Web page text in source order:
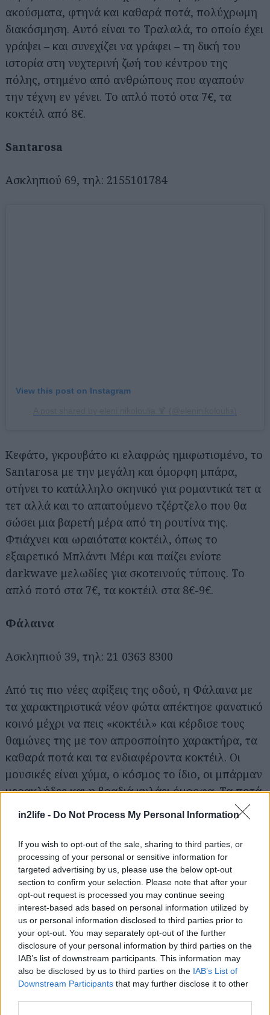
in2life - Do Not Process My Personal Information
If you wish to opt-out of the sale, sharing to third parties, or
processing of your personal or sensitive information for
targeted advertising by us, please use the below opt-out
section to confirm your selection. Please note that after your
opt-out request is processed you may continue seeing
interest-based ads based on personal information utilized by
us or personal information disclosed to third parties prior to
your opt-out. You may separately opt-out of the further
disclosure of your personal information by third parties on the
IAB’s list of downstream participants. This information may
also be disclosed by us to third parties on the IAB’s List of
Downstream Participants that may further disclose it to other
ακούσματα, φτηνά και καθαρά ποτά, πολύχρωμη
διακόσμηση. Αυτό είναι το Τραλαλά, το οποίο έχει
γράψει – και συνεχίζει να γράφει – τη δική του
ιστορία στη νυχτερινή ζωή του κέντρου της
πόλης, στημένο από ανθρώπους που αγαπούν
την τέχνη εν γένει. Το απλό ποτό στα 7€, τα
κοκτέιλ από 8€.
Santarosa
Ασκληπιού 69, τηλ: 2155101784
View this post on Instagram
Κεφάτο, γκρουβάτο κι ελαφρώς ημιφωτισμένο, το
Santarosa με την μεγάλη και όμορφη μπάρα,
στήνει το κατάλληλο σκηνικό για ρομαντικά τετ α
τετ αλλά και το απαιτούμενο τζέρτζελο που θα
σώσει μια βαρετή μέρα από τη ρουτίνα της.
Φτιάχνει και ωραιότατα κοκτέιλ, όπως το
εξαιρετικό Μπλάντι Μέρι και παίζει ενίοτε
darkwave μελωδίες για σκοτεινούς τύπους. Το
απλό ποτό στα 7€, τα κοκτέιλ στα 8€-9€.
Φάλαινα
Ασκληπιού 39, τηλ: 21 0363 8300
Από τις πιο νέες αφίξεις της οδού, η Φάλαινα με
τα χαρακτηριστικά νέον φώτα απέκτησε φανατικό
κοινό μέχρι να πεις «κοκτέιλ» και κέρδισε τους
θαμώνες της με τον απροσποίητο χαρακτήρα, τα
καθαρά ποτά και τα ενδιαφέροντα κοκτέιλ. Οι
μουσικές είναι χύμα, ο κόσμος το ίδιο, οι μπάρμαν
μερακλήδες και η βραδιά κυλάει όμορφα. Τα ποτά
στα 7€.
Το Μπαρ
Μαυρομιχάλη 111, τηλ: 210 3600222
Όνομα και πράγμα, το νέο αυτό μπαρ της
Μαυρομιχάλη συστήνεται ως «ένα σπίτι που
σερβίρει το αγαπημένο σου cocktail, ποτό και
κρασί» και δε θα μπορούσε να είναι πιο
περιγραφικό. Μίνιμαλ, με μια όμορφη, δίχρωμη
μπάρα και industrial διακόσμηση, ετοιμάζει
Αναζήτηση
για...